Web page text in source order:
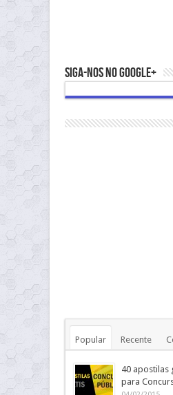
Siga-nos no Google+
Popular Recente
40 apostilas
para